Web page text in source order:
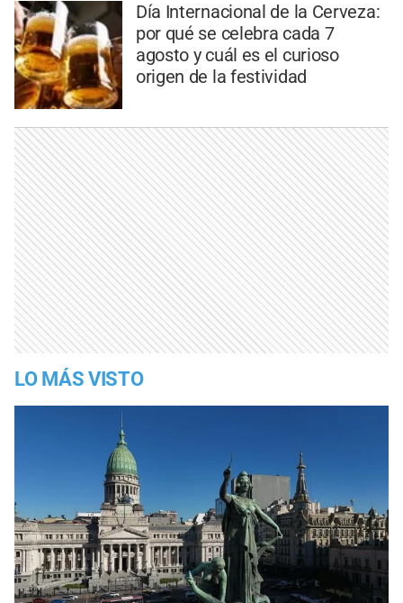
Día Internacional de la Cerveza:
por qué se celebra cada 7
agosto y cuál es el curioso
origen de la festividad
LO MÁS VISTO